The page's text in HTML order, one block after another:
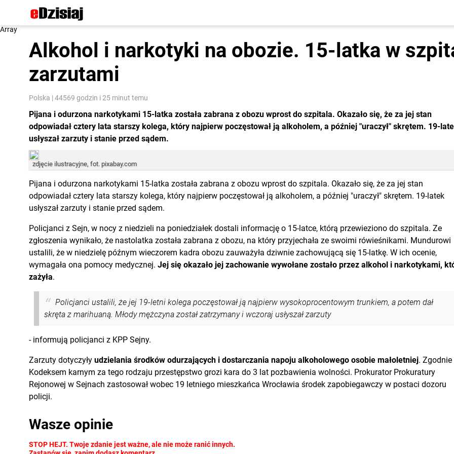
Array
Alkohol i narkotyki na obozie. 15-latka w
zarzutami
Polska | 44569 godzin i 25 minut temu
Pijana i odurzona narkotykami 15-latka została zabrana z obozu wprost do szpitala. Okazało się, że za jej stan
odpowiadał cztery lata starszy kolega, który najpierw poczęstował ją alkoholem, a później "uraczył" skrętem. 19-
usłyszał zarzuty i stanie przed sądem.
zdjęcie ilustracyjne, fot. pixabay.com
Pijana i odurzona narkotykami 15-latka została zabrana z obozu wprost do szpitala. Okazało się, że za jej stan
odpowiadał cztery lata starszy kolega, który najpierw poczęstował ją alkoholem, a później "uraczył" skrętem. 19-latek
usłyszał zarzuty i stanie przed sądem.
Policjanci z Sejn, w nocy z niedzieli na poniedziałek dostali informację o 15-latce, którą przewieziono do szpitala. Ze
zgłoszenia wynikało, że nastolatka została zabrana z obozu, na który przyjechała ze swoimi rówieśnikami. Mundurowi
ustalili, że w niedzielę późnym wieczorem kadra obozu zauważyła dziwnie zachowującą się 15-latkę. W ich ocenie,
wymagała ona pomocy medycznej. Jej się okazało jej zachowanie wywołane zostało przez alkohol i narkotykami,
zażyła.
Policjanci ustalili, że jej 19-letni kolega poczęstował ją najpierw wysokoprocentowym trunkiem, a potem dał
skręta z marihuaną. Młody mężczyna został zatrzymany i wczoraj usłyszał zarzuty
- informują policjanci z KPP Sejny.
Zarzuty dotyczyły udzielania środków odurzających i dostarczania napoju alkoholowego osobie małoletniej. Zgodnie
Kodeksem karnym za tego rodzaju przestępstwo grozi kara do 3 lat pozbawienia wolności. Prokurator Prokuratury
Rejonowej w Sejnach zastosował wobec 19 letniego mieszkańca Wrocławia środek zapobiegawczy w postaci dozoru
policji.
Wasze opinie
STOP HEJT. Twoje zdanie jest ważne, ale nie może ranić innych.